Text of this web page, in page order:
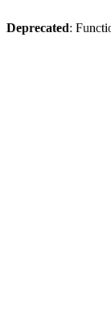
Deprecated: